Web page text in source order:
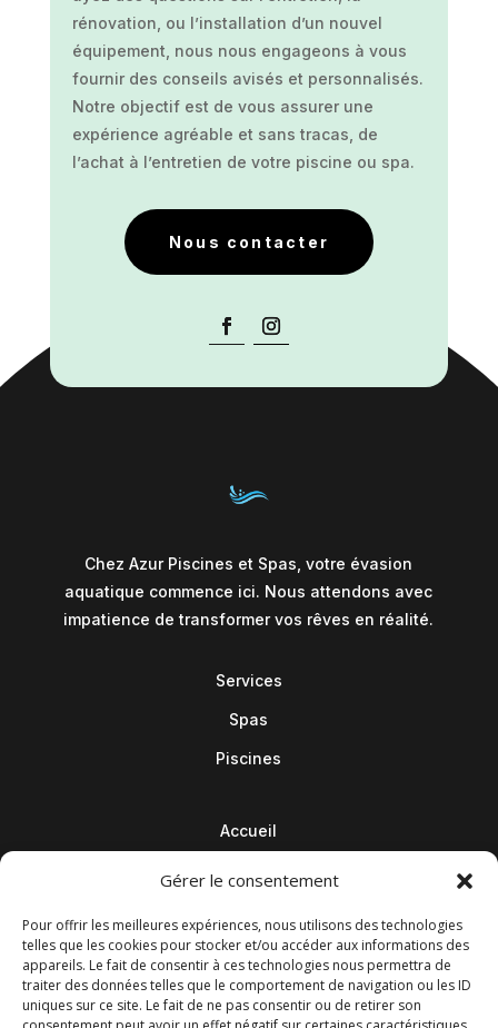
Gérer le consentement
Pour offrir les meilleures expériences, nous utilisons des technologies
telles que les cookies pour stocker et/ou accéder aux informations des
appareils. Le fait de consentir à ces technologies nous permettra de
traiter des données telles que le comportement de navigation ou les ID
uniques sur ce site. Le fait de ne pas consentir ou de retirer son
rénovation, ou l’installation d’un nouvel
équipement, nous nous engageons à vous
fournir des conseils avisés et personnalisés.
Notre objectif est de vous assurer une
expérience agréable et sans tracas, de
l’achat à l’entretien de votre piscine ou spa.
Nous contacter
Chez Azur Piscines et Spas, votre évasion
aquatique commence ici. Nous attendons avec
impatience de transformer vos rêves en réalité.
Services
Spas
Piscines
Accueil